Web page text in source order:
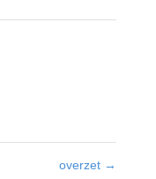
overzet →